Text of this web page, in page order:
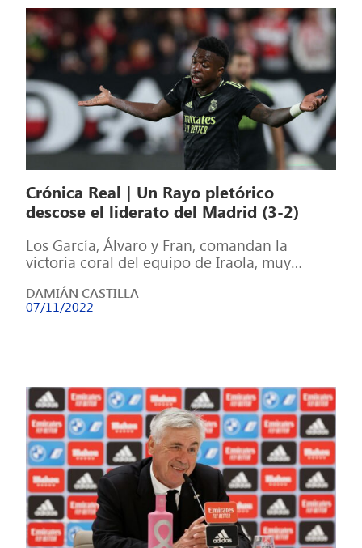
Crónica Real | Un Rayo pletórico
descose el liderato del Madrid (3-2)
Los García, Álvaro y Fran, comandan la
victoria coral del equipo de Iraola, muy
DAMIÁN CASTILLA
07/11/2022